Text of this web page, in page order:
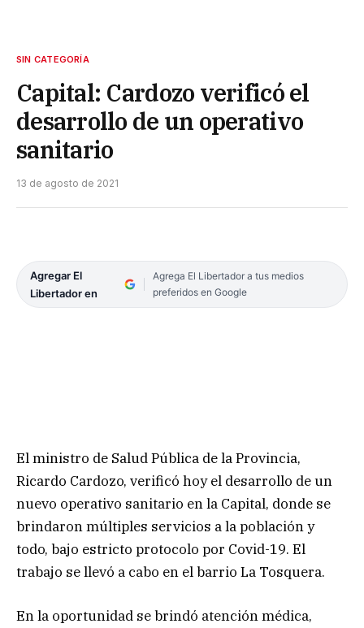
SIN CATEGORÍA
Capital: Cardozo verificó el
desarrollo de un operativo
sanitario
13 de agosto de 2021
Agregar El
Libertador en
Agrega El Libertador a tus medios
preferidos en Google
El ministro de Salud Pública de la Provincia,
Ricardo Cardozo, verificó hoy el desarrollo de un
nuevo operativo sanitario en la Capital, donde se
brindaron múltiples servicios a la población y
todo, bajo estricto protocolo por Covid-19. El
trabajo se llevó a cabo en el barrio La Tosquera.
En la oportunidad se brindó atención médica,